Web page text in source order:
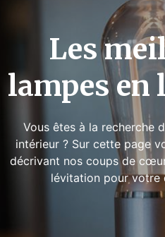
Les
lampes
Vous êtes à la recherche
intérieur ? Sur cette page
décrivant nos coups de
lévitation pour votre